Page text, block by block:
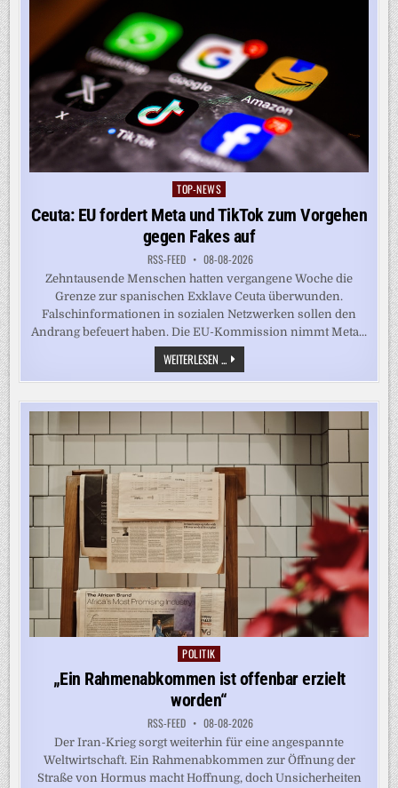
Posted
TOP-NEWS
Ceuta: EU fordert Meta und TikTok zum Vorgehen
gegen Fakes auf
RSS-FEED 08-08-2026
Zehntausende Menschen hatten vergangene Woche die
Grenze zur spanischen Exklave Ceuta überwunden.
Falschinformationen in sozialen Netzwerken sollen den
Andrang befeuert haben. Die EU-Kommission nimmt Meta...
WEITERLESEN ... CEUTA:
EU
FORDERT
UND
TIKTOK
VORGEHEN
GEGEN
FAKES
AUF
Posted
POLITIK
„Ein Rahmenabkommen ist offenbar erzielt
worden“
RSS-FEED 08-08-2026
Der Iran-Krieg sorgt weiterhin für eine angespannte
Weltwirtschaft. Ein Rahmenabkommen zur Öffnung der
Straße von Hormus macht Hoffnung, doch Unsicherheiten